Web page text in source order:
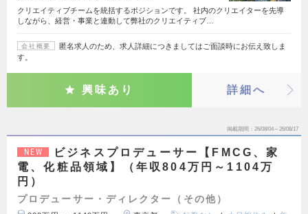
クリエイティブチームを統括するポジションです。 社内のクリエイターを先導
しながら、経営・事業と連動して弊社のクリエイティブ…
会社概要
匿名求人のため、求人詳細につきましてはご面談時にお伝え致しま
す。
興味あり 詳細へ
掲載期間 26/08/04～26/08/17
NEW
ビジネスプロデューサー【FMCG、家
電、化粧品領域】（年収804万円～1104万
円）
プロデューサー・ディレクター（その他）